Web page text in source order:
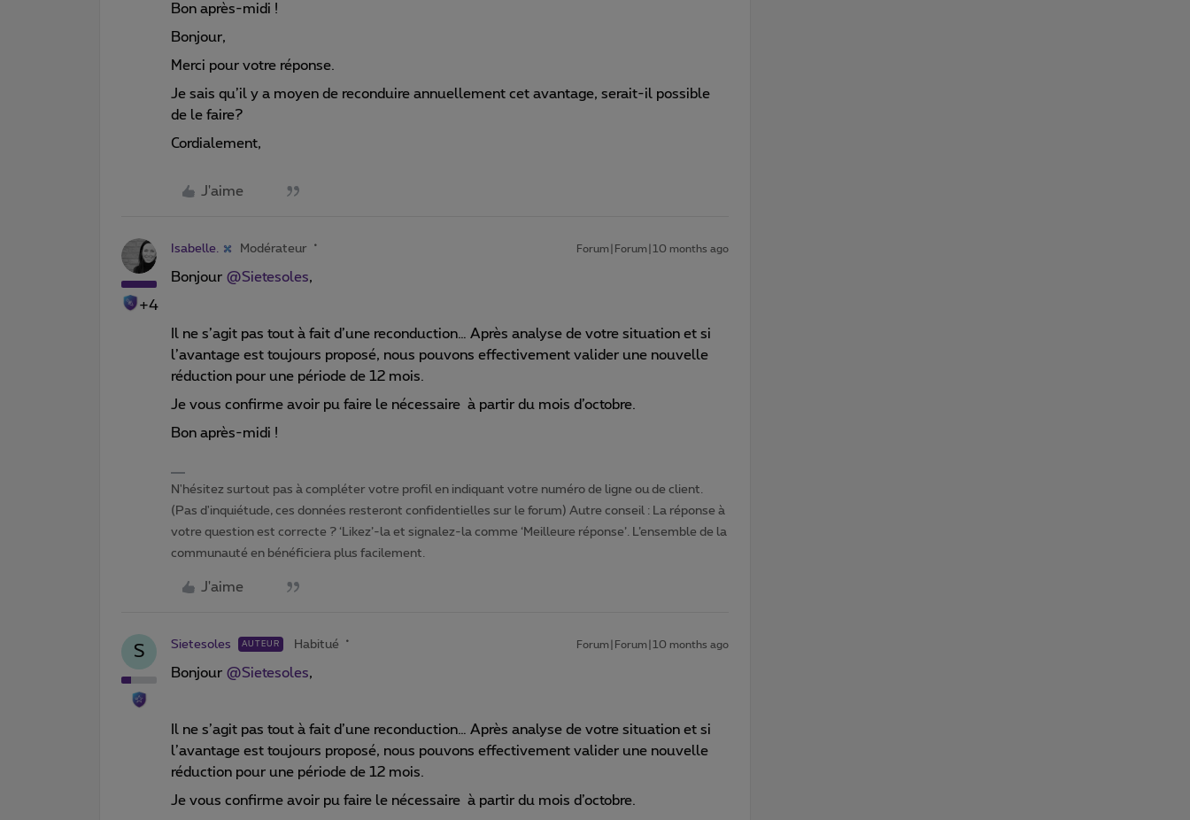
Bon après-midi !
Bonjour,
Merci pour votre réponse.
Je sais qu’il y a moyen de reconduire annuellement cet avantage, serait-il possible
de le faire?
Cordialement,
J'aime
+4
Isabelle. Modérateur Forum|Forum|10 months ago
Bonjour ​ @Sietesoles,
Il ne s’agit pas tout à fait d’une reconduction… Après analyse de votre situation et si
l’avantage est toujours proposé, nous pouvons effectivement valider une nouvelle
réduction pour une période de 12 mois.
Je vous confirme avoir pu faire le nécessaire à partir du mois d’octobre.
Bon après-midi !
N'hésitez surtout pas à compléter votre profil en indiquant votre numéro de ligne ou de client.
(Pas d'inquiétude, ces données resteront confidentielles sur le forum) Autre conseil : La réponse à
votre question est correcte ? ‘Likez’-la et signalez-la comme ‘Meilleure réponse’. L’ensemble de la
communauté en bénéficiera plus facilement.
J'aime
S Sietesoles AUTEUR Habitué Forum|Forum|10 months ago
Bonjour ​ @Sietesoles,
Il ne s’agit pas tout à fait d’une reconduction… Après analyse de votre situation et si
l’avantage est toujours proposé, nous pouvons effectivement valider une nouvelle
réduction pour une période de 12 mois.
Je vous confirme avoir pu faire le nécessaire à partir du mois d’octobre.